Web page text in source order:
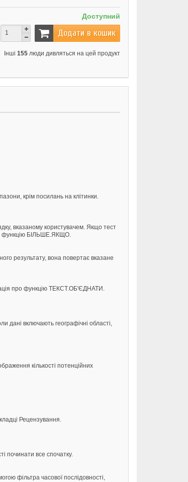
Доступний
Додати в кошик
Інші 155 люди дивляться на цей продукт
крім посилань на клітинки.
вказаному користувачем. Якщо тест
функцію БІЛЬШЕ.ЯКЩО.
результату, вона повертає вказане
про функцію ТЕКСТ.ОБ'ЄДНАТИ.
дані включають географічні області,
кількості потенційних
Рецензування.
починати все спочатку.
фільтра часової послідовності,